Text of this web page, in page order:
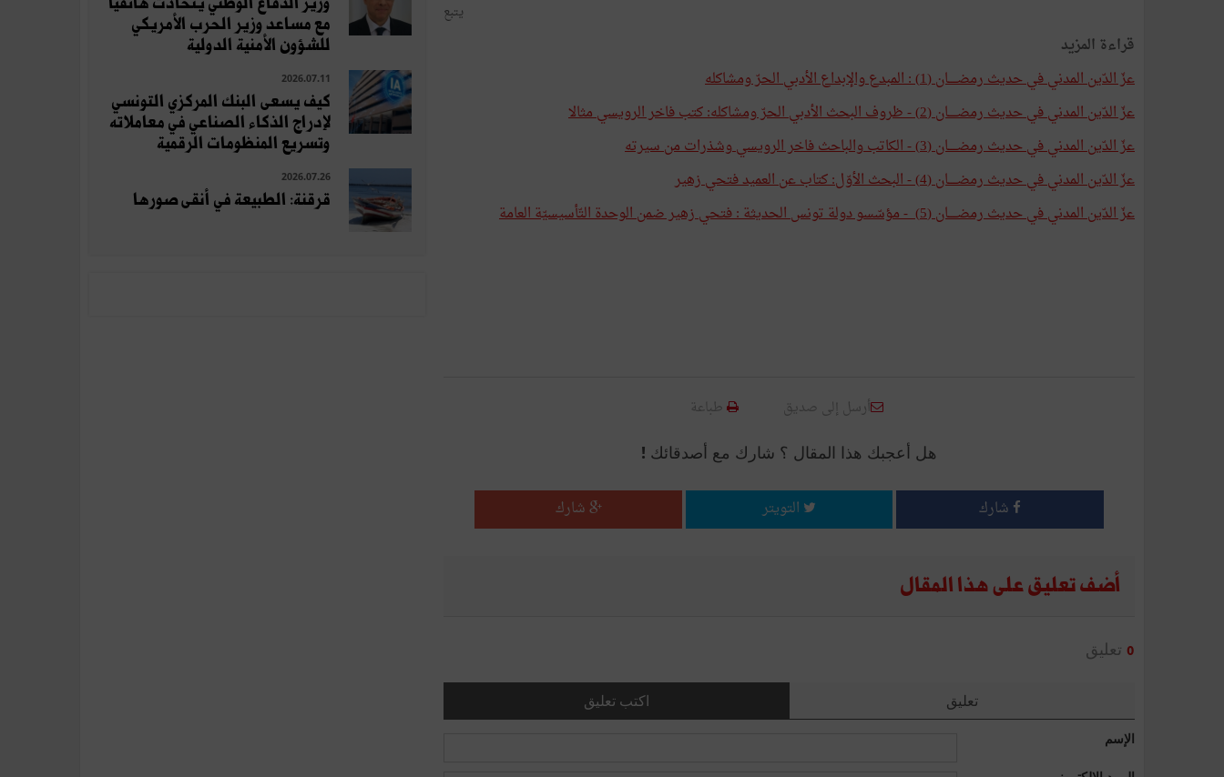
يتبع
قراءة المزيد
عزّ الدّين المدني في حديث رمضـــــان (1) : المبدع والإبداع الأدبي الحرّ ومشاكله
عزّ الدّين المدني في حديث رمضـــــان (2) - ظروف البحث الأدبي الحرّ ومشاكله: كتب فاخر الرويسي مثالا
عزّ الدّين المدني في حديث رمضـــــان (3) - الكاتب والباحث فاخر الرويسي وشذرات من سيرته
عزّ الدّين المدني في حديث رمضـــــان (4) - البحث الأوّل: كتاب عن العميد فتحي زهير
عزّ الدّين المدني في حديث رمضـــــان (5) - مؤسّسو دولة تونس الحديثة : فتحي زهير ضمن الوحدة التّأسيسيّة العامة
أرسل إلى صديق طباعة
هل أعجبك هذا المقال ؟ شارك مع أصدقائك !
شارك التويتر شارك
أضف تعليق على هذا المقال
0 تعليق
اكتب تعليق تعليق
الإسم
مع مساعد وزير الحرب الأمريكي
للشؤون الأمنية الدولية
2026.07.11
كيف يسعى البنك المركزي التونسي
لإدراج الذكاء الصناعي في معاملاته
وتسريع المنظومات الرقمية
2026.07.26
قرقنة: الطبيعة في أنقى صورها